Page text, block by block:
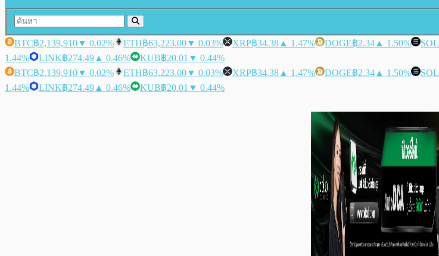
BTC฿2,139,910▼ 0.02% ETH฿63,223.00▼ 0.03% XRP฿34.38 ▲ 1.47% DOGE฿2.34 ▲ 1.50% SOL
1.44%
LINK฿274.49 ▲ 0.46% KUB฿20.01 ▼ 0.44%
BTC฿2,139,910▼ 0.02% ETH฿63,223.00▼ 0.03% XRP฿34.38 ▲ 1.47% DOGE฿2.34 ▲ 1.50% SOL
1.44%
LINK฿274.49 ▲ 0.46% KUB฿20.01 ▼ 0.44%